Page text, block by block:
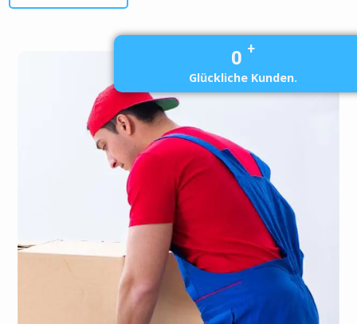
0 +
Glückliche Kunden.